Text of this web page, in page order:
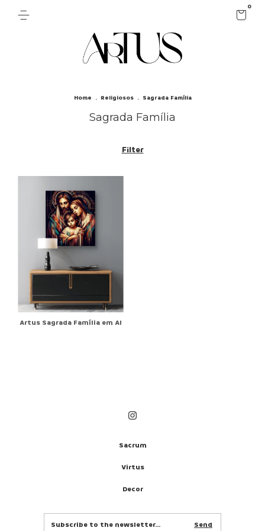
0
Home . Religiosos . Sagrada Família
Sagrada Família
Filter
Artus Sagrada Família em AI
Sacrum
Virtus
Decor